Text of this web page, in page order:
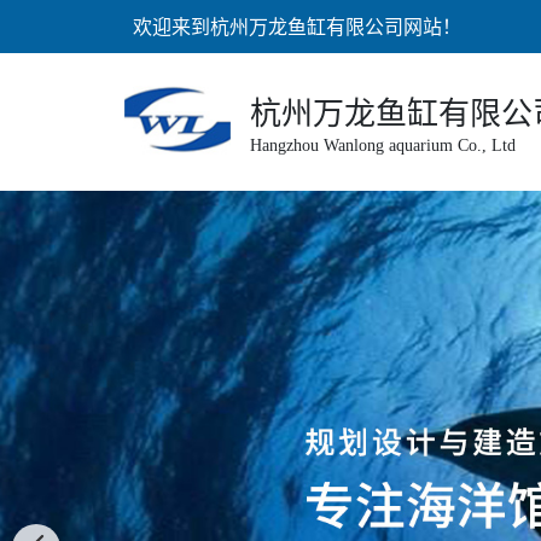
欢迎来到杭州万龙鱼缸有限公司网站！
杭州万龙鱼缸有限
Hangzhou Wanlong aquarium Co., Ltd